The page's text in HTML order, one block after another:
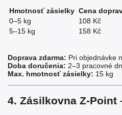
Hmotnosť zásielky Cena
0–5 kg
108 Kč
5–15 kg
158 Kč
Doprava zdarma: Pri objednávke
Doba doručenia: 2–3 pracovné
Max. hmotnosť zásielky: 15 kg
4. Zásilkovna Z-Point